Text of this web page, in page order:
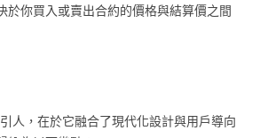
於你買入或賣出合約的價格與結算價之間
人，在於它融合了現代化設計與用戶導向